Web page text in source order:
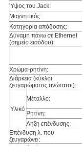
Ύψος του Jack:
Μαγνητικός:
Κατηγορία απόδοσης:
Δύναμη πάνω σε Ethernet
(σημείο εισόδου):
Χρώμα-ρητίνη:
Διάρκεια (κύκλοι
ζευγαρώματος ανώτατοι):
Υλικό
Μέταλλο:
Ρητίνη:
Λήξη επένδυσης:
Επένδυση λ. που
ζευγαρώνει: